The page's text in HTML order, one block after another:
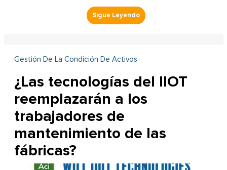
Gestión De La Condición De Activos
¿Las tecnologías del IIOT
reemplazarán a los
trabajadores de
mantenimiento de las
fábricas?